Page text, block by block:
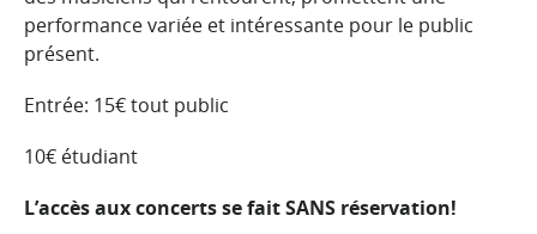
performance variée et intéressante pour le public
présent.
Entrée: 15€ tout public
10€ étudiant
L’accès aux concerts se fait SANS réservation!